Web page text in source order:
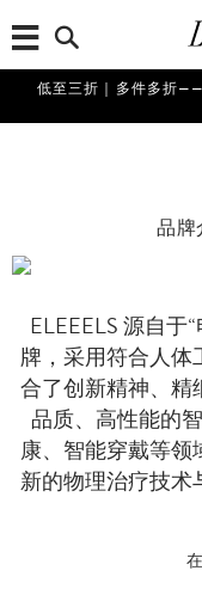
低至三折｜多件多折
品牌
ELEEELS 源自于
牌，采用符合人体
合了创新精神、精
品质、高性能的
康、智能穿戴等
新的物理治疗技术